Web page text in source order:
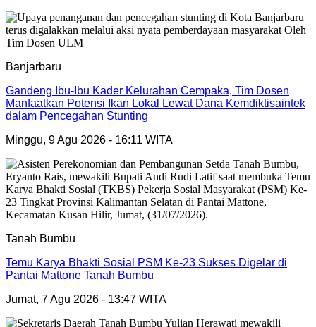
Banjarbaru
Gandeng Ibu-Ibu Kader Kelurahan Cempaka, Tim Dosen
Manfaatkan Potensi Ikan Lokal Lewat Dana Kemdiktisaintek
dalam Pencegahan Stunting
Minggu, 9 Agu 2026 - 16:11 WITA
Tanah Bumbu
Temu Karya Bhakti Sosial PSM Ke-23 Sukses Digelar di
Pantai Mattone Tanah Bumbu
Jumat, 7 Agu 2026 - 13:47 WITA